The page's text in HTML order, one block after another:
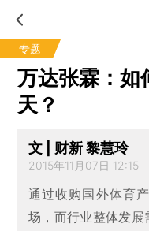
专题
万达张霖：如
天？
文 | 财新 黎慧玲
2015年11月07日 12:15
通过收购国外体育
场，而行业整体发